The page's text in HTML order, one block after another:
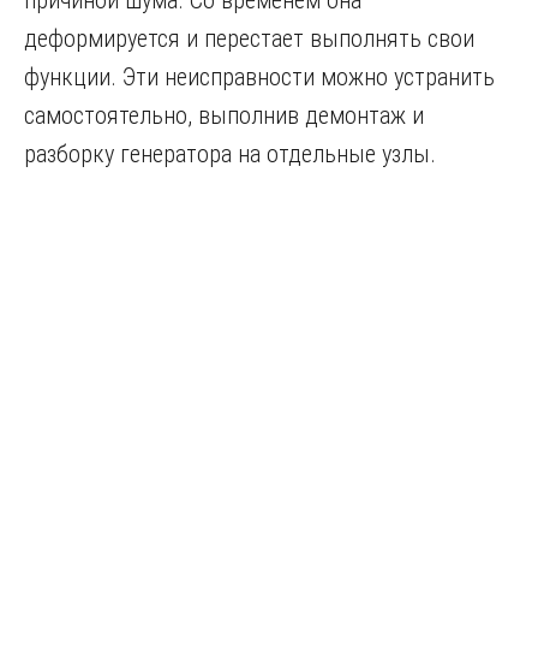
деформируется и перестает выполнять свои
функции. Эти неисправности можно устранить
самостоятельно, выполнив демонтаж и
разборку генератора на отдельные узлы.